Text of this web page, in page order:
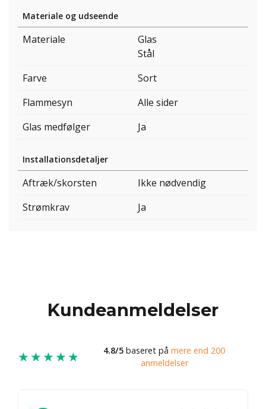
Materiale og udseende
Materiale
Glas
Stål
Farve
Sort
Flammesyn
Alle sider
Glas medfølger
Ja
Installationsdetaljer
Aftræk/skorsten
Ikke nødvendig
Strømkrav
Ja
Kundeanmeldelser
★★★★★ 4.8/5 baseret på mere end 200
anmeldelser